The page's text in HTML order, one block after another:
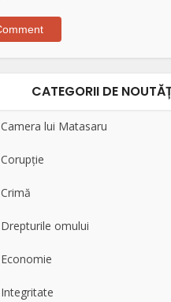
CATEGORII DE
Camera lui Matasaru
Corupție
Crimă
Drepturile omului
Economie
Integritate